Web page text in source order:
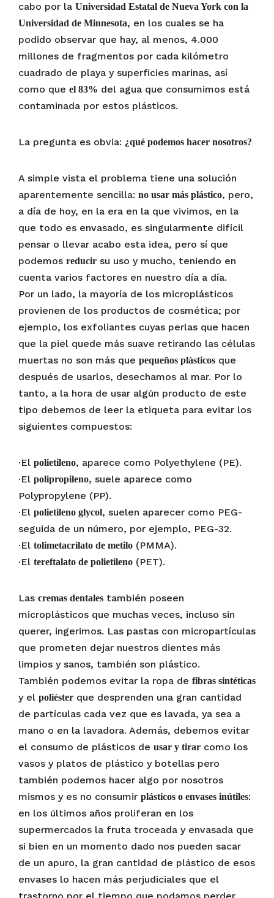
cabo por la Universidad Estatal de Nueva York con la
Universidad de Minnesota, en los cuales se ha
podido observar que hay, al menos, 4.000
millones de fragmentos por cada kilómetro
cuadrado de playa y superficies marinas, así
como que el 83% del agua que consumimos está
contaminada por estos plásticos.
La pregunta es obvia: ¿qué podemos hacer nosotros?
A simple vista el problema tiene una solución
aparentemente sencilla: no usar más plástico, pero,
a día de hoy, en la era en la que vivimos, en la
que todo es envasado, es singularmente difícil
pensar o llevar acabo esta idea, pero sí que
podemos reducir su uso y mucho, teniendo en
cuenta varios factores en nuestro día a día.
Por un lado, la mayoría de los microplásticos
provienen de los productos de cosmética; por
ejemplo, los exfoliantes cuyas perlas que hacen
que la piel quede más suave retirando las células
muertas no son más que pequeños plásticos que
después de usarlos, desechamos al mar. Por lo
tanto, a la hora de usar algún producto de este
tipo debemos de leer la etiqueta para evitar los
siguientes compuestos:
·El polietileno, aparece como Polyethylene (PE).
·El polipropileno, suele aparece como
Polypropylene (PP).
·El polietileno glycol, suelen aparecer como PEG-
seguida de un número, por ejemplo, PEG-32.
·El tolimetacrilato de metilo (PMMA).
·El tereftalato de polietileno (PET).
Las cremas dentales también poseen
microplásticos que muchas veces, incluso sin
querer, ingerimos. Las pastas con micropartículas
que prometen dejar nuestros dientes más
limpios y sanos, también son plástico.
También podemos evitar la ropa de fibras sintéticas
y el poliéster que desprenden una gran cantidad
de partículas cada vez que es lavada, ya sea a
mano o en la lavadora. Además, debemos evitar
el consumo de plásticos de usar y tirar como los
vasos y platos de plástico y botellas pero
también podemos hacer algo por nosotros
mismos y es no consumir plásticos o envases inútiles:
en los últimos años proliferan en los
supermercados la fruta troceada y envasada que
si bien en un momento dado nos pueden sacar
de un apuro, la gran cantidad de plástico de esos
envases lo hacen más perjudiciales que el